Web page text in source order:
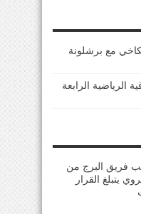
مع برشلونة
الرياضية الرابعة
فريق البرج من
يتبلغ القرار